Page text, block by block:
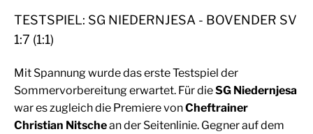
TESTSPIEL: SG NIEDERNJESA - BOVENDER SV
1:7 (1:1)
Mit Spannung wurde das erste Testspiel der
Sommervorbereitung erwartet. Für dieSG Niedernjesa
war es zugleich die Premiere vonCheftrainer
Christian Nitschean der Seitenlinie. Gegner auf dem